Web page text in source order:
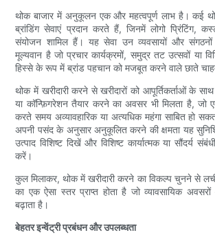
थोक बाजार में अनुकूलन एक और महत्वपूर्ण लाभ है। कई
ब्रांडिंग सेवाएं प्रदान करते हैं, जिनमें लोगो प्रिंटिंग,
संयोजन शामिल हैं। यह सेवा उन व्यवसायों और
मूल्यवान है जो प्रचार कार्यक्रमों, समुद्र तट उत्सवों या
हिस्से के रूप में ब्रांड पहचान को मजबूत करने वाले छाते
थोक में खरीदारी करने से खरीदारों को आपूर्तिकर्ताओं के
या कॉन्फ़िगरेशन तैयार करने का अवसर भी मिलता है, जो
करते समय अव्यावहारिक या अत्यधिक महंगा साबित हो
अपनी पसंद के अनुसार अनुकूलित करने की क्षमता यह
उत्पाद विशिष्ट दिखें और विशिष्ट कार्यात्मक या सौंदर्य
करें।
कुल मिलाकर, थोक में खरीदारी करने का विकल्प चुनने से
का एक ऐसा स्तर प्राप्त होता है जो व्यावसायिक
बढ़ाता है।
बेहतर इन्वेंट्री प्रबंधन और उपलब्धता